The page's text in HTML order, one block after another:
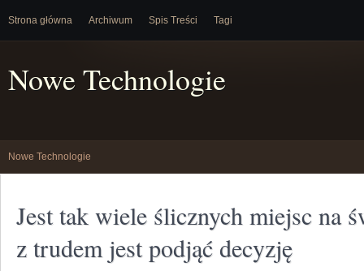
Strona główna Archiwum Spis Treści Tagi
Nowe Technologie
Nowe Technologie
Jest tak wiele ślicznych miejsc na
z trudem jest podjąć decyzję